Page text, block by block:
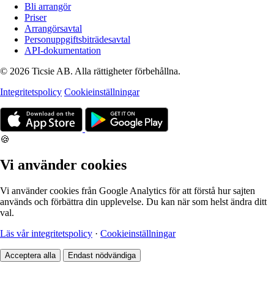
Bli arrangör
Priser
Arrangörsavtal
Personuppgiftsbiträdesavtal
API-dokumentation
© 2026 Ticsie AB. Alla rättigheter förbehållna.
Integritetspolicy Cookieinställningar
🍪
Vi använder cookies
Vi använder cookies från Google Analytics för att förstå hur sajten
används och förbättra din upplevelse. Du kan när som helst ändra ditt
val.
Läs vår integritetspolicy · Cookieinställningar
Acceptera alla Endast nödvändiga